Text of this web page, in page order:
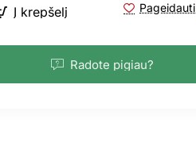
Į krepšelį
Radote pigiau?
Pageidauti